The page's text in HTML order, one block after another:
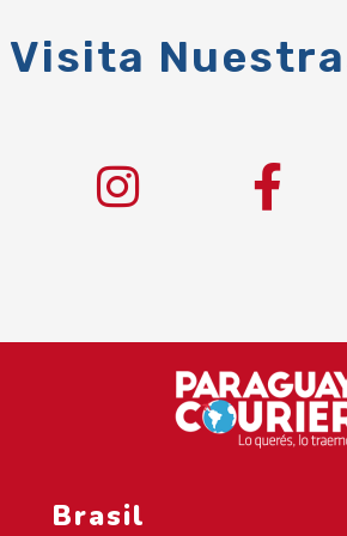
Visita
Brasil